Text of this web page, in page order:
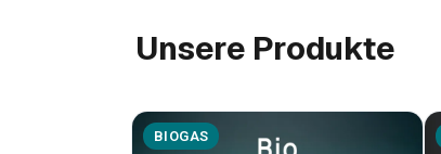
Unsere Produkte
BIOGAS